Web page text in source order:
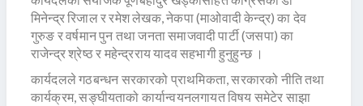
मिनेन्द्र रिजाल र रमेश लेखक, नेकपा (माओवादी केन्द्र) का देव
गुरुङ र वर्षमान पुन तथा जनता समाजवादी पार्टी (जसपा) का
राजेन्द्र श्रेष्ठ र महेन्द्रराय यादव सहभागी हुनुहुन्छ ।
कार्यदलले गठबन्धन सरकारको प्राथमिकता, सरकारको नीति तथा
कार्यक्रम, सङ्घीयताको कार्यान्वयनलगायत विषय समेटेर साझा